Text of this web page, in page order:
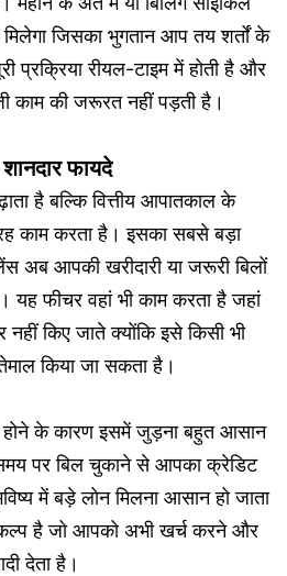
जिसका भुगतान आप तय शर्तों के
रीयल-टाइम में होती है और
काम की जरूरत नहीं पड़ती है।
फायदे
है बल्कि वित्तीय आपातकाल के
काम करता है। इसका सबसे बड़ा
अब आपकी खरीदारी या जरूरी बिलों
यह फीचर वहां भी काम करता है जहां
नहीं किए जाते क्योंकि इसे किसी भी
किया जा सकता है।
होने के कारण इसमें जुड़ना बहुत आसान
पर बिल चुकाने से आपका क्रेडिट
में बड़े लोन मिलना आसान हो जाता
है जो आपको अभी खर्च करने और
देता है।